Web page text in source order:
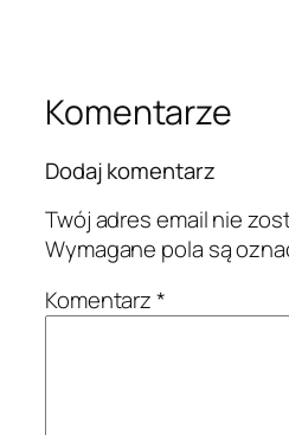
Komentarze
Dodaj komentarz
Twój adres email nie
Wymagane pola są
Komentarz*